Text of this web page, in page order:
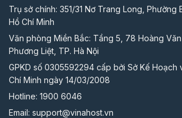
Trụ sở chính: 351/31 Nơ Trang Long, Phường
Hồ Chí Minh
Văn phòng Miền Bắc: Tầng 5, 78 Hoàng
Phương Liệt, TP. Hà Nội
GPKD số 0305592294 cấp bởi Sở Kế Hoạch
Chí Minh ngày 14/03/2008
Hotline: 1900 6046
Email: support@vinahost.vn